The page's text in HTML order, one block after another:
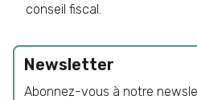
conseil fiscal.
Newsletter
Abonnez-vous à notre